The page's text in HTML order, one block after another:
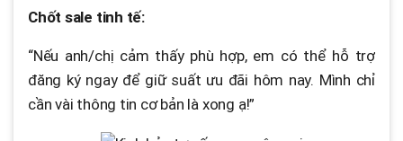
Chốt sale tinh tế:
“Nếu anh/chị cảm thấy phù hợp, em có thể hỗ trợ
đăng ký ngay để giữ suất ưu đãi hôm nay. Mình chỉ
cần vài thông tin cơ bản là xong ạ!”